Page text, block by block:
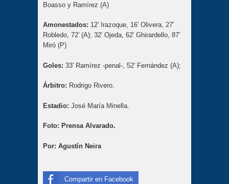
Boasso y Ramírez (A)
Amonestados: 12′ Irazoque, 16′ Olivera, 27′
Robledo, 72′ (A); 32′ Ojeda, 62′ Ghirardello, 87′
Miró (P)
Goles: 33′ Ramírez -penal-, 52′ Fernández (A);
Árbitro: Rodrigo Rivero.
Estadio: José María Minella.
Foto: Prensa Alvarado.
Por: Agustín Neira
Compartir en Facebook